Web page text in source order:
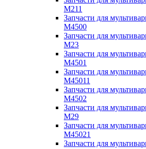
M211
Запчасти для
M4500
Запчасти для
M23
Запчасти для
M4501
Запчасти для
M45011
Запчасти для
M4502
Запчасти для
M29
Запчасти для
M45021
Запчасти для